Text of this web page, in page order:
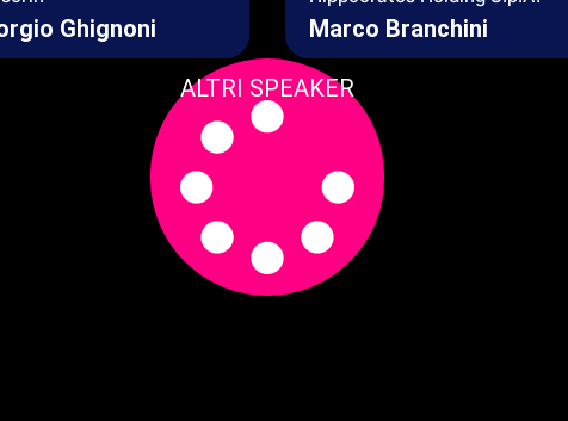
Ghignoni Marco Branchini
ALTRI SPEAKER